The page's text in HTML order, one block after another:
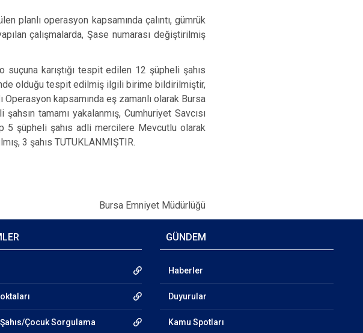
operasyon kapsamında çalıntı, gümrük
çalışmalarda, Şase numarası değiştirilmiş
karıştığı tespit edilen 12 şüpheli şahıs
olduğu tespit edilmiş ilgili birime bildirilmiştir,
kapsamında eş zamanlı olarak Bursa
tamamı yakalanmış, Cumhuriyet Savcısı
5 şüpheli şahıs adli mercilere Mevcutlu olarak
3 şahıs TUTUKLANMIŞTIR.
Bursa Emniyet Müdürlüğü
Şahıs/Çocuk Sorgulama
GÜNDEM
Haberler
Duyurular
Kamu Spotları